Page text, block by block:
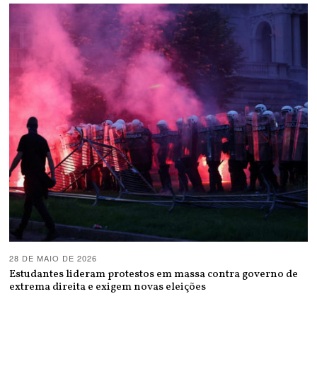
28 DE MAIO DE 2026
Estudantes lideram protestos em massa contra governo de
extrema direita e exigem novas eleições